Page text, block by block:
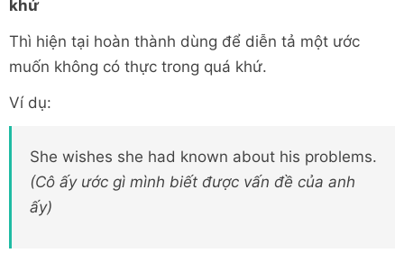
khứ
Thì hiện tại hoàn thành dùng để diễn tả một ước
muốn không có thực trong quá khứ.
Ví dụ:
She wishes she had known about his problems.
(Cô ấy ước gì mình biết được vấn đề của anh
ấy)